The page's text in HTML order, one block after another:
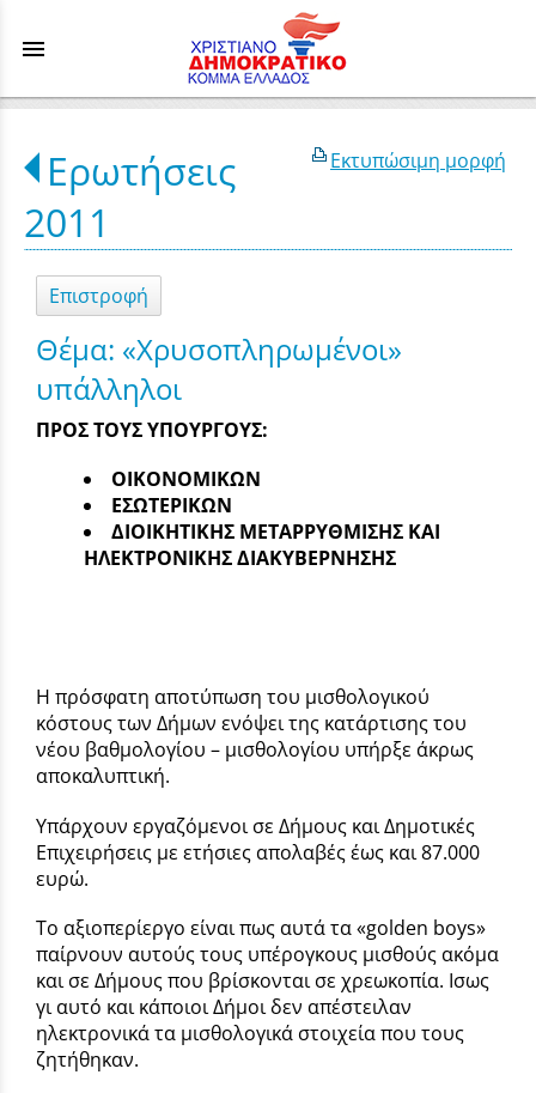
menu
Εκτυπώσιμη μορφή
Ερωτήσεις
2011
Επιστροφή
Θέμα: «Χρυσοπληρωμένοι»
υπάλληλοι
ΠΡΟΣ ΤΟΥΣ ΥΠΟΥΡΓΟΥΣ:
ΟΙΚΟΝΟΜΙΚΩΝ
EΣΩΤΕΡΙΚΩΝ
ΔΙΟΙΚΗΤΙΚΗΣ ΜΕΤΑΡΡΥΘΜΙΣΗΣ ΚΑΙ
ΗΛΕΚΤΡΟΝΙΚΗΣ ΔΙΑΚΥΒΕΡΝΗΣΗΣ
Η πρόσφατη αποτύπωση του μισθολογικού
κόστους των Δήμων ενόψει της κατάρτισης του
νέου βαθμολογίου – μισθολογίου υπήρξε άκρως
αποκαλυπτική.
Υπάρχουν εργαζόμενοι σε Δήμους και Δημοτικές
Επιχειρήσεις με ετήσιες απολαβές έως και 87.000
ευρώ.
Το αξιοπερίεργο είναι πως αυτά τα «golden boys»
παίρνουν αυτούς τους υπέρογκους μισθούς ακόμα
και σε Δήμους που βρίσκονται σε χρεωκοπία. Ισως
γι αυτό και κάποιοι Δήμοι δεν απέστειλαν
ηλεκτρονικά τα μισθολογικά στοιχεία που τους
ζητήθηκαν.